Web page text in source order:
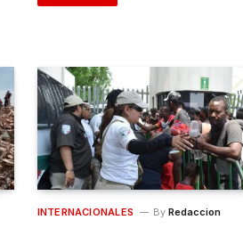
INTERNACIONALES By Redaccion